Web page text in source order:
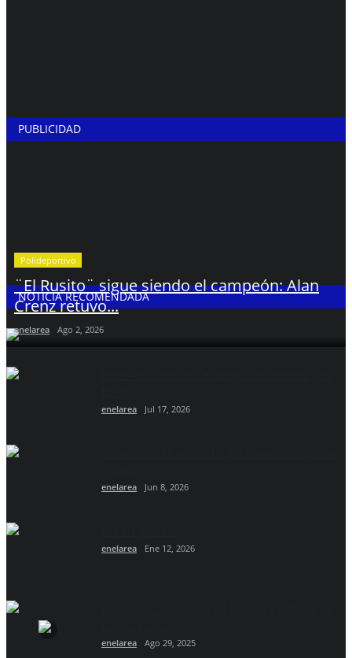
PUBLICIDAD
NOTICIA RECOMENDADA
Polideportivo
¨El Rusito¨ sigue siendo el campeón: Alan
Crenz retuvo...
enelarea Ago 2, 2026
enelarea Jul 17, 2026
enelarea Jun 8, 2026
enelarea Ene 12, 2026
enelarea Ago 29, 2025